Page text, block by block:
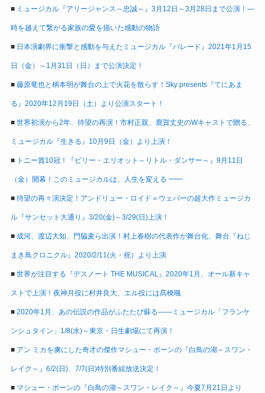
■ ミュージカル『アリージャンス～忠誠～』3月12日～3月28日まで公演！―
時を越えて繋がる家族の愛を描いた感動の物語
■ 日本演劇界に衝撃と感動を与えたミュージカル『パレード』2021年1月15
日（金）～1月31日（日）まで公演決定！
■ 藤原竜也と柄本明が舞台の上で火花を散らす！Sky presents『てにあま
る』2020年12月19日（土）より公演スタート！
■ 世界初演から2年、待望の再演！市村正親、鹿賀丈史のWキャストで贈る、
ミュージカル『生きる』10月9日（金）より上演！
■ トニー賞10冠！『ビリー・エリオット～リトル・ダンサー～』9月11日
（金）開幕！このミュージカルは、人生を変える ━━
■ 待望の再々演決定！アンドリュー・ロイド＝ウェバーの超大作ミュージカ
ル『サンセット大通り』3/20(金)～3/29(日)上演！
■ 成河、渡辺大知、門脇麦ら出演！村上春樹の代表作が舞台化、舞台『ねじ
まき鳥クロニクル』2020/2/11(火・祝）より上演
■ 世界が注目する『デスノート THE MUSICAL』2020年1月、オール新キャ
ストで上演！夜神月役に村井良大、エル役には髙橋颯
■ 2020年1月、あの伝説の作品がふたたび蘇る――ミュージカル「フランケ
ンシュタイン」1/8(水)～東京・日生劇場にて再演！
■ アン ミカを虜にした奇才の傑作マシュー・ボーンの『白鳥の湖～スワン・
レイク～』6/2(日)、7/7(日)特別番組放送決定！
■ マシュー・ボーンの『白鳥の湖～スワン・レイク～』今夏7月21日より